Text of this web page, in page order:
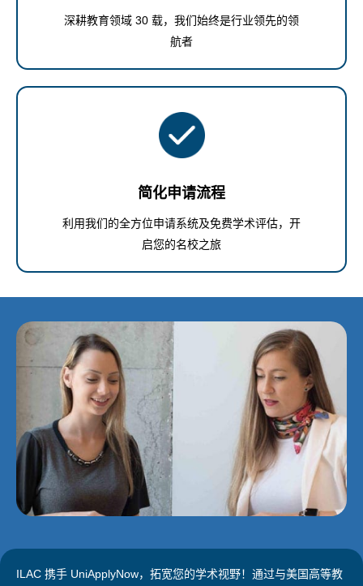
深耕教育领域 30 载，我们始终是行业领先的领
航者
简化申请流程
利用我们的全方位申请系统及免费学术评估，开
启您的名校之旅
ILAC 携手 UniApplyNow，拓宽您的学术视野！通过与美国高等教